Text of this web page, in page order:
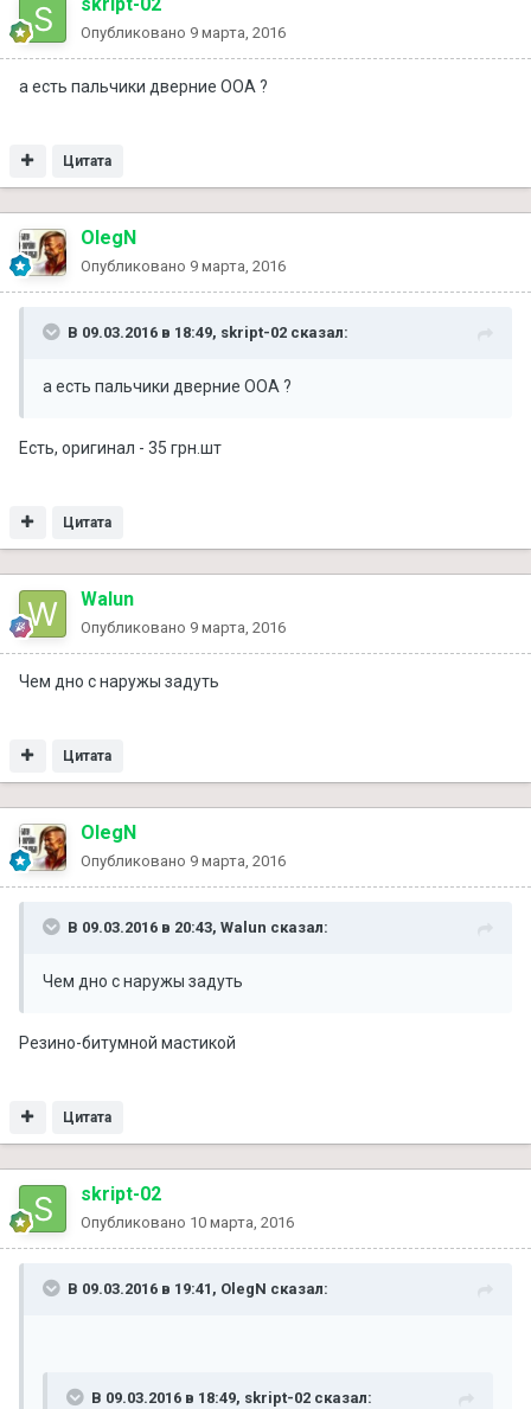
skript-02
Опубликовано 9 марта, 2016
а есть пальчики дверние ООА ?
Цитата
OlegN
Опубликовано 9 марта, 2016
В 09.03.2016 в 18:49, skript-02 сказал:
а есть пальчики дверние ООА ?
Есть, оригинал - 35 грн.шт
Цитата
Walun
Опубликовано 9 марта, 2016
Чем дно с наружы задуть
Цитата
OlegN
Опубликовано 9 марта, 2016
В 09.03.2016 в 20:43, Walun сказал:
Чем дно с наружы задуть
Резино-битумной мастикой
Цитата
skript-02
Опубликовано 10 марта, 2016
В 09.03.2016 в 19:41, OlegN сказал:
В 09.03.2016 в 18:49, skript-02 сказал: